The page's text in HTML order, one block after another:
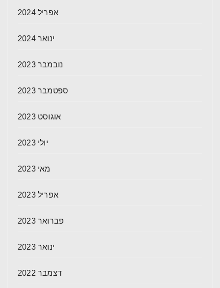
אפריל 2024
ינואר 2024
נובמבר 2023
ספטמבר 2023
אוגוסט 2023
יולי 2023
מאי 2023
אפריל 2023
פברואר 2023
ינואר 2023
דצמבר 2022